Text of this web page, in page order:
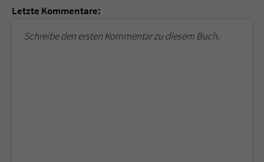
Letzte Kommentare:
Schreibe den ersten Kommentar zu diesem Buch.